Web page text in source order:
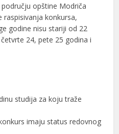
opštine Modriča
konkursa,
godine nisu stariji od 22
24, pete 25 godina i
studija za koju traže
imaju status redovnog